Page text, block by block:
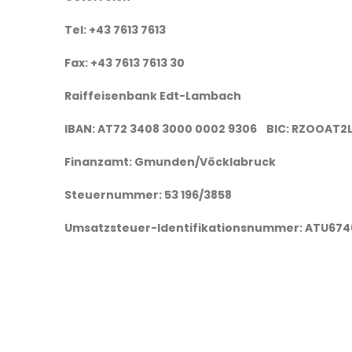
Tel: +43 7613 7613
Fax: +43 7613 7613 30
Raiffeisenbank Edt-Lambach
IBAN: AT72 3408 3000 0002 9306 BIC:
Finanzamt: Gmunden/Vöcklabruck
Steuernummer: 53 196/3858
Umsatzsteuer-Identifikationsnummer: